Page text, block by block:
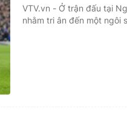
VTV.vn - Ở trận đấu tại
nhằm tri ân đến một ngôi